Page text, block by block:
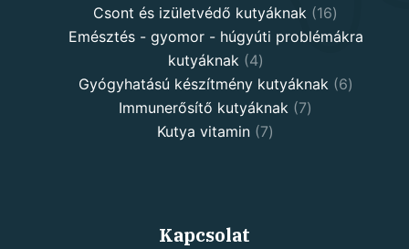
products
Csont és izületvédő kutyáknak 1616
products
Emésztés - gyomor - húgyúti problémákra
kutyáknak
44
products
Gyógyhatású készítmény kutyáknak 66
Immunerősítő kutyáknak 77
Kutya vitamin 77
Kapcsolat